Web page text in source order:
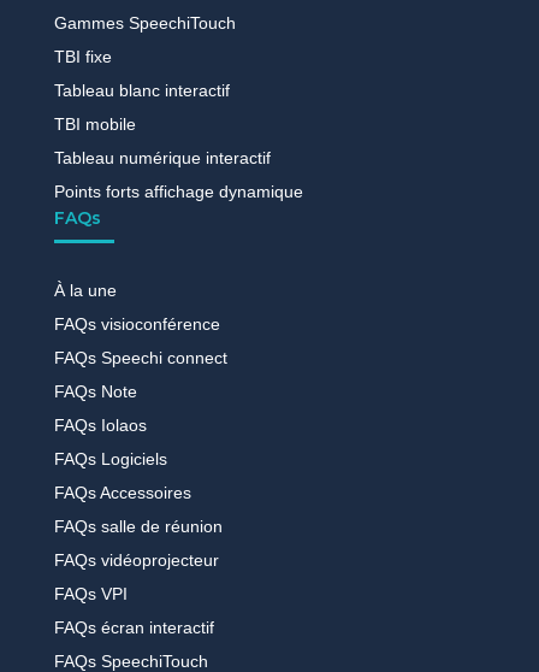
Gammes SpeechiTouch
TBI fixe
Tableau blanc interactif
TBI mobile
Tableau numérique interactif
Points forts affichage dynamique
FAQs
À la une
FAQs visioconférence
FAQs Speechi connect
FAQs Note
FAQs Iolaos
FAQs Logiciels
FAQs Accessoires
FAQs salle de réunion
FAQs vidéoprojecteur
FAQs VPI
FAQs écran interactif
FAQs SpeechiTouch